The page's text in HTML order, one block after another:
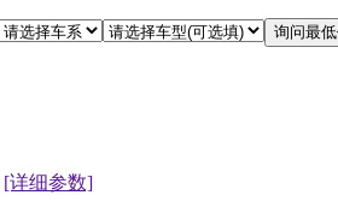
[详细参数]